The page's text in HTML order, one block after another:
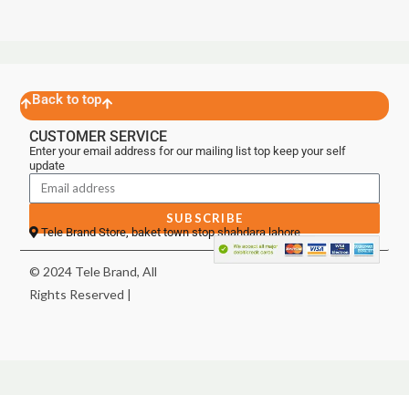
Back to top
CUSTOMER SERVICE
Enter your email address for our mailing list top keep your self
update
SUBSCRIBE
Tele Brand Store, baket town stop shahdara lahore
© 2024 Tele Brand, All
Rights Reserved |